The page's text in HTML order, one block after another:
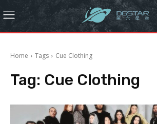
Home Tags Cue Clothing
Tag: Cue Clothing